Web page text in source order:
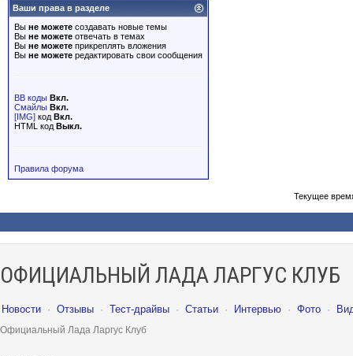
Ваши права в разделе
Вы не можете создавать новые темы
Вы не можете отвечать в темах
Вы не можете прикреплять вложения
Вы не можете редактировать свои сообщения
BB коды Вкл.
Смайлы Вкл.
[IMG] код Вкл.
HTML код Выкл.
Правила форума
Текущее
ОФИЦИАЛЬНЫЙ ЛАДА ЛАРГУС КЛУБ
Новости · Отзывы · Тест-драйвы · Статьи · Интервью · Фото ·
Официальный Лада Ларгус Клуб